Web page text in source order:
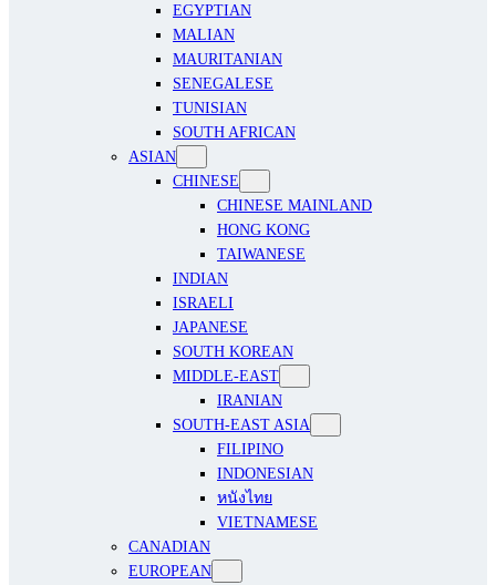
EGYPTIAN
MALIAN
MAURITANIAN
SENEGALESE
TUNISIAN
SOUTH AFRICAN
ASIAN
CHINESE
CHINESE MAINLAND
HONG KONG
TAIWANESE
INDIAN
ISRAELI
JAPANESE
SOUTH KOREAN
MIDDLE-EAST
IRANIAN
SOUTH-EAST ASIA
FILIPINO
INDONESIAN
หนังไทย
VIETNAMESE
CANADIAN
EUROPEAN